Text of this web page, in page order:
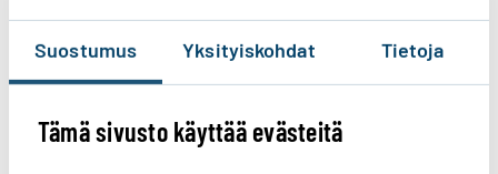
Suostumus Yksityiskohdat Tietoja
Tämä sivusto käyttää evästeitä